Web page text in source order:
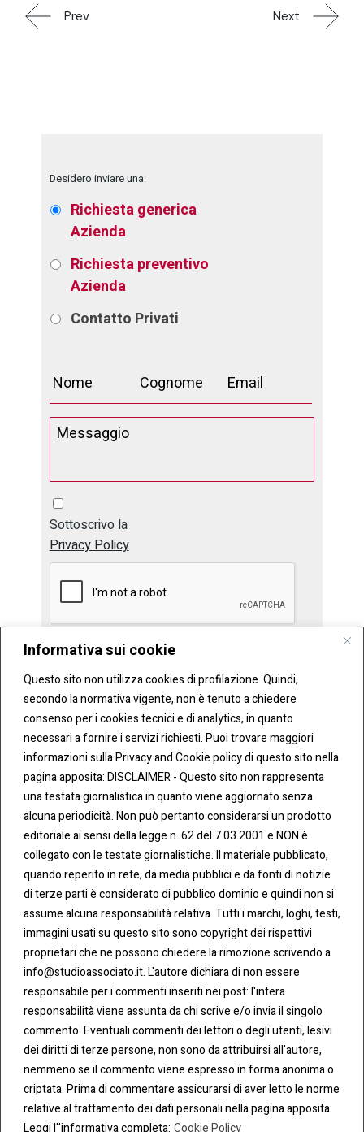
Informativa sui cookie
Questo sito non utilizza cookies di profilazione. Quindi,
secondo la normativa vigente, non è tenuto a chiedere
consenso per i cookies tecnici e di analytics, in quanto
necessari a fornire i servizi richiesti. Puoi trovare maggiori
informazioni sulla Privacy and Cookie policy di questo sito nella
pagina apposita: DISCLAIMER - Questo sito non rappresenta
una testata giornalistica in quanto viene aggiornato senza
alcuna periodicità. Non può pertanto considerarsi un prodotto
editoriale ai sensi della legge n. 62 del 7.03.2001 e NON è
collegato con le testate giornalistiche. Il materiale pubblicato,
quando reperito in rete, da media pubblici e da fonti di notizie
di terze parti è considerato di pubblico dominio e quindi non si
assume alcuna responsabilità relativa. Tutti i marchi, loghi, testi,
immagini usati su questo sito sono copyright dei rispettivi
proprietari che ne possono chiedere la rimozione scrivendo a
info@studioassociato.it. L'autore dichiara di non essere
responsabile per i commenti inseriti nei post: l'intera
responsabilità viene assunta da chi scrive e/o invia il singolo
commento. Eventuali commenti dei lettori o degli utenti, lesivi
dei diritti di terze persone, non sono da attribuirsi all'autore,
nemmeno se il commento viene espresso in forma anonima o
criptata. Prima di commentare assicurarsi di aver letto le norme
relative al trattamento dei dati personali nella pagina apposita:
Leggi l''informativa completa: Cookie Policy
Prev Next
Desidero inviare una:
Richiesta generica
Azienda
Richiesta preventivo
Azienda
Contatto Privati
Sottoscrivo la
Privacy Policy
CONT
ATTI
Tel:
0283438.482
Fax:
0283438.483
mail:
info@studioassociato.it
Via
Vittor
Pisani,
13 -
20124
Milano
COO
KIE &
PRIV
ACY
Cookie
Policy
Privacy
Policy